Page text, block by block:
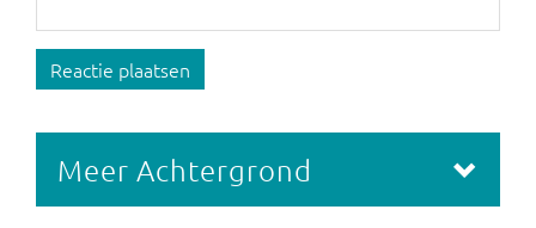
Reactie plaatsen
Meer Achtergrond